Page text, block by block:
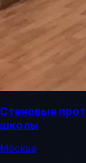
Стеновые
школы
Москва